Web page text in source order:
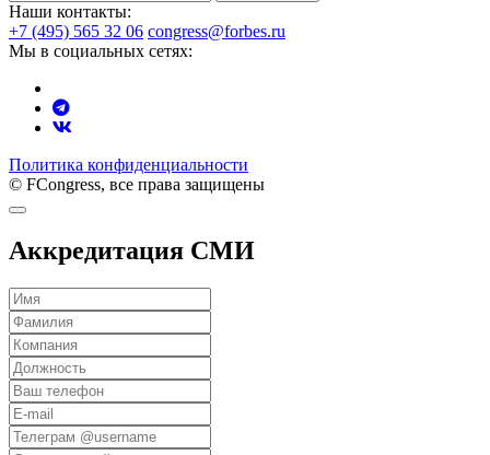
Наши контакты:
+7 (495) 565 32 06 congress@forbes.ru
Мы в социальных сетях:
Политика конфиденциальности
© FCongress, все права защищены
Аккредитация СМИ